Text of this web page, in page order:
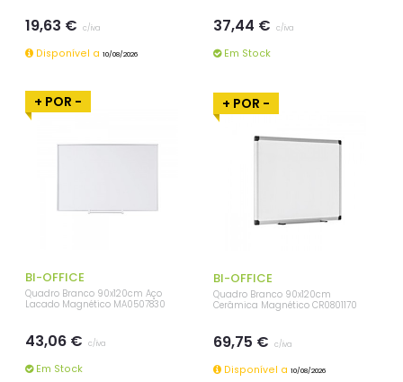
19,63 € c/iva
Disponível a 10/08/2026
37,44 € c/iva
Em Stock
+ POR -
BI-OFFICE
Quadro Branco 90x120cm Aço
Lacado Magnético MA0507830
43,06 € c/iva
Em Stock
+ POR -
BI-OFFICE
Quadro Branco 90x120cm
Cerâmica Magnético CR0801170
69,75 € c/iva
Disponível a 10/08/2026